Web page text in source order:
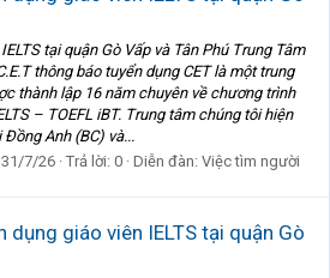
tại quận Gò Vấp và Tân Phú Trung Tâm
thông báo tuyển dụng CET là một trung
thành lập 16 năm chuyên về chương trình
– TOEFL iBT. Trung tâm chúng tôi hiện
Anh (BC) và...
31/7/26 Trả lời: 0 Diễn đàn: Việc tìm người
dụng giáo viên IELTS tại quận Gò